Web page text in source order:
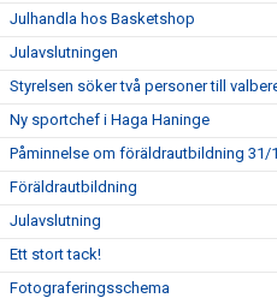
Julhandla hos Basketshop
Julavslutningen
Styrelsen söker två personer till
Ny sportchef i Haga Haninge
Påminnelse om föräldrautbildning 31/
Föräldrautbildning
Julavslutning
Ett stort tack!
Fotograferingsschema